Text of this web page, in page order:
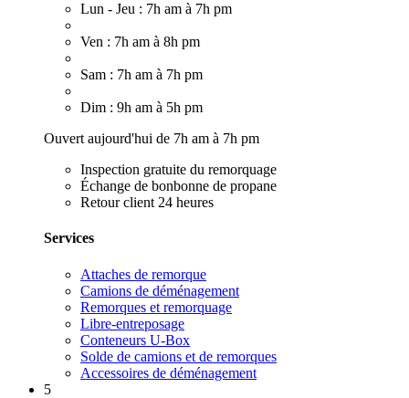
Lun - Jeu : 7h am à 7h pm
Ven : 7h am à 8h pm
Sam : 7h am à 7h pm
Dim : 9h am à 5h pm
Ouvert aujourd'hui de 7h am à 7h pm
Inspection gratuite du remorquage
Échange de bonbonne de propane
Retour client 24 heures
Services
Attaches de remorque
Camions de déménagement
Remorques et remorquage
Libre-entreposage
Conteneurs U-Box
Solde de camions et de remorques
Accessoires de déménagement
5